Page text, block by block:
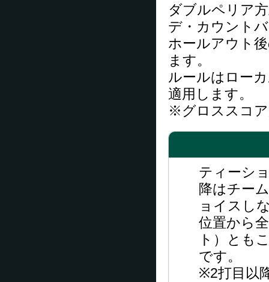
ダブルペリア
デ・カウント
ホールアウト
ます。
ルールはロー
適用します。
※グロススコ
ティーシ
降はチー
ョイスし
位置から
ト）とも
です。
※2打目以